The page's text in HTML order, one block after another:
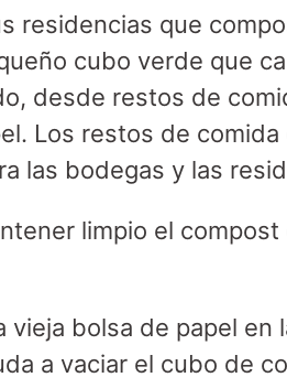
residencias que
cubo verde que
desde restos de
Los restos de comida
las bodegas y las
limpio el compost
bolsa de papel en
a vaciar el cubo de